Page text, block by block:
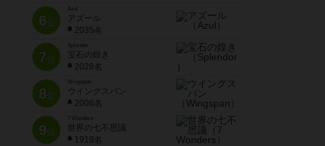
6位
Azul
アズール
2035名
7位
宝石の煌き
2028名
8位
Wingspan
ウイングスパン
2006名
9位
7 Wonders
世界の七不思議
1919名